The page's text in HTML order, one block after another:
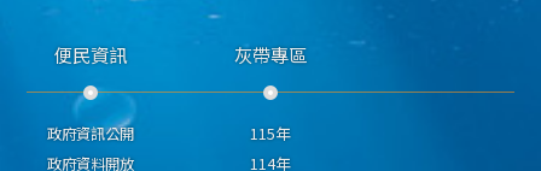
便民資訊
政府資訊公開
政府資料開放
灰帶專區
115年
114年